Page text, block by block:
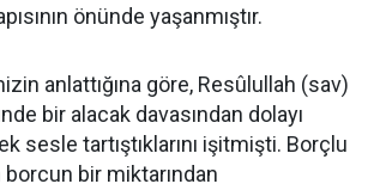
önünde yaşanmıştır.
anlattığına göre, Resûlullah (sav)
bir alacak davasından dolayı
sesle tartıştıklarını işitmişti. Borçlu
borcun bir miktarından